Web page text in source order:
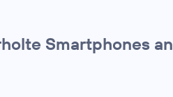
Smartphones an